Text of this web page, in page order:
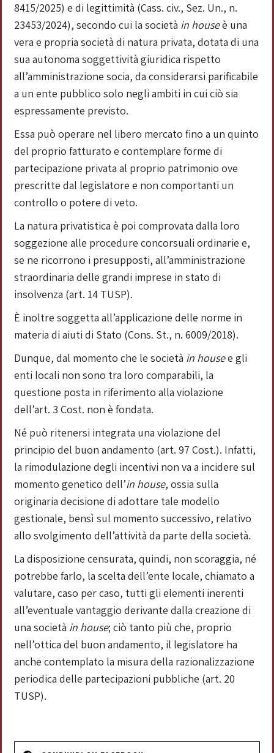
8415/2025) e di legittimità (Cass. civ., Sez. Un., n.
23453/2024), secondo cui la società in houseè una
vera e propria società di natura privata, dotata di una
sua autonoma soggettività giuridica rispetto
all’amministrazione socia, da considerarsi parificabile
a un ente pubblico solo negli ambiti in cui ciò sia
espressamente previsto.
Essa può operare nel libero mercato fino a un quinto
del proprio fatturato e contemplare forme di
partecipazione privata al proprio patrimonio ove
prescritte dal legislatore e non comportanti un
controllo o potere di veto.
La natura privatistica è poi comprovata dalla loro
soggezione alle procedure concorsuali ordinarie e,
se ne ricorrono i presupposti, all’amministrazione
straordinaria delle grandi imprese in stato di
insolvenza (art. 14 TUSP).
È inoltre soggetta all’applicazione delle norme in
materia di aiuti di Stato (Cons. St., n. 6009/2018).
Dunque, dal momento che le società in housee gli
enti locali non sono tra loro comparabili, la
questione posta in riferimento alla violazione
dell’art. 3 Cost. non è fondata.
Né può ritenersi integrata una violazione del
principio del buon andamento (art. 97 Cost.). Infatti,
la rimodulazione degli incentivi non va a incidere sul
momento genetico dell’in house, ossia sulla
originaria decisione di adottare tale modello
gestionale, bensì sul momento successivo, relativo
allo svolgimento dell’attività da parte della società.
La disposizione censurata, quindi, non scoraggia, né
potrebbe farlo, la scelta dell’ente locale, chiamato a
valutare, caso per caso, tutti gli elementi inerenti
all’eventuale vantaggio derivante dalla creazione di
una società in house; ciò tanto più che, proprio
nell’ottica del buon andamento, il legislatore ha
anche contemplato la misura della razionalizzazione
periodica delle partecipazioni pubbliche (art. 20
TUSP).